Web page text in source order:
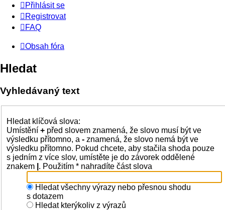
Přihlásit se
Registrovat
FAQ
Obsah fóra
Hledat
Vyhledávaný text
Hledat klíčová slova:
Umístění + před slovem znamená, že slovo musí být ve
výsledku přítomno, a - znamená, že slovo nemá být ve
výsledku přítomno. Pokud chcete, aby stačila shoda pouze
s jedním z více slov, umístěte je do závorek oddělené
znakem . Použitím * nahradíte část slova
Hledat všechny výrazy nebo přesnou shodu
s dotazem
Hledat kterýkoliv z výrazů